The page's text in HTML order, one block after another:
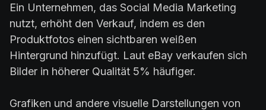
Ein Unternehmen, das Social Media Marketing
nutzt, erhöht den Verkauf, indem es den
Produktfotos einen sichtbaren weißen
Hintergrund hinzufügt. Laut eBay verkaufen sich
Bilder in höherer Qualität 5% häufiger.
Grafiken und andere visuelle Darstellungen von